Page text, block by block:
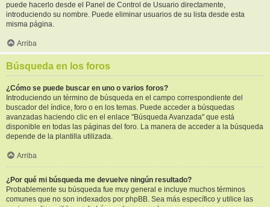
puede hacerlo desde el Panel de Control de Usuario directamente,
introduciendo su nombre. Puede eliminar usuarios de su lista desde esta
misma página.
Arriba
Búsqueda en los foros
¿Cómo se puede buscar en uno o varios foros?
Introduciendo un término de búsqueda en el campo correspondiente del
buscador del índice, foro o en los temas. Puede acceder a búsquedas
avanzadas haciendo clic en el enlace "Búsqueda Avanzada" que está
disponible en todas las páginas del foro. La manera de acceder a la búsqueda
depende de la plantilla utilizada.
Arriba
¿Por qué mi búsqueda me devuelve ningún resultado?
Probablemente su búsqueda fue muy general e incluye muchos términos
comunes que no son indexados por phpBB. Sea más específico y utilice las